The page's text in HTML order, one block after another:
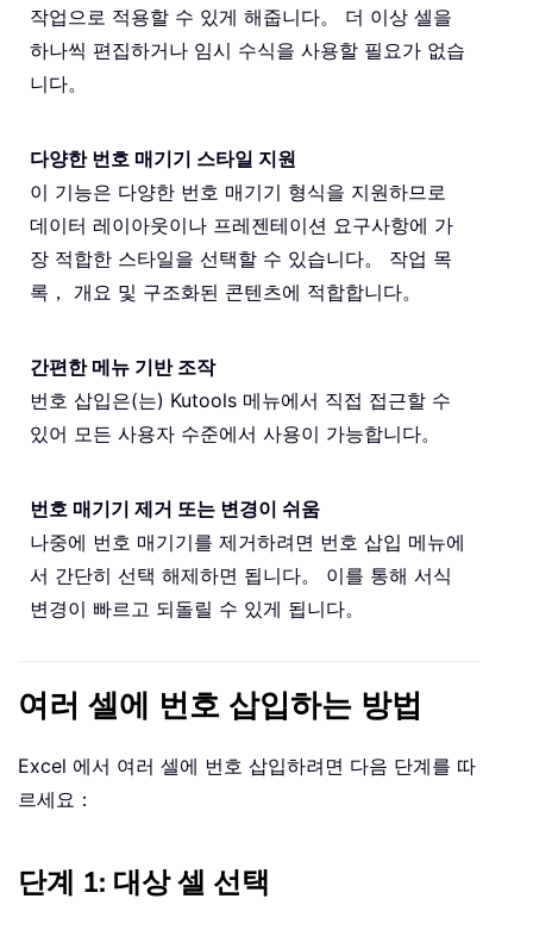
작업으로 적용할 수 있게 해줍니다。 더 이상 셀을
하나씩 편집하거나 임시 수식을 사용할 필요가 없습
니다。
다양한 번호 매기기 스타일 지원
이 기능은 다양한 번호 매기기 형식을 지원하므로
데이터 레이아웃이나 프레젠테이션 요구사항에 가
장 적합한 스타일을 선택할 수 있습니다。 작업 목
록， 개요 및 구조화된 콘텐츠에 적합합니다。
간편한 메뉴 기반 조작
번호 삽입은(는) Kutools 메뉴에서 직접 접근할 수
있어 모든 사용자 수준에서 사용이 가능합니다。
번호 매기기 제거 또는 변경이 쉬움
나중에 번호 매기기를 제거하려면 번호 삽입 메뉴에
서 간단히 선택 해제하면 됩니다。 이를 통해 서식
변경이 빠르고 되돌릴 수 있게 됩니다。
여러 셀에 번호 삽입하는 방법
Excel 에서 여러 셀에 번호 삽입하려면 다음 단계를 따
르세요：
단계 1: 대상 셀 선택